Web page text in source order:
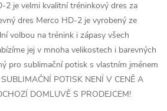
2 je velmi kvalitní tréninkový dres za
dres Merco HD-2 je vyrobený ze
volbou na trénink i zápasy všech
jej v mnoha velikostech i barevných
pro sublimační potisk s vlastním jménem
POTISK NENÍ V CENĚ A
DOMLUVĚ S PRODEJCEM!